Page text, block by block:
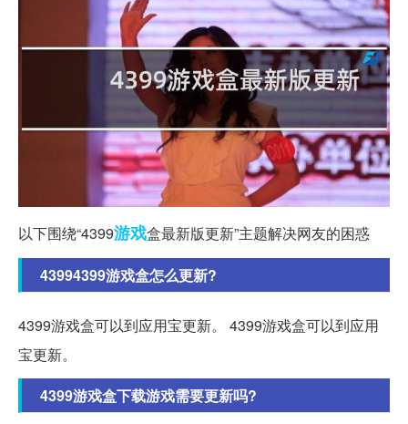
以下围绕“4399游戏盒最新版更新”主题解决网友的困惑
43994399游戏盒怎么更新?
4399游戏盒可以到应用宝更新。 4399游戏盒可以到应用
宝更新。
4399游戏盒下载游戏需要更新吗?